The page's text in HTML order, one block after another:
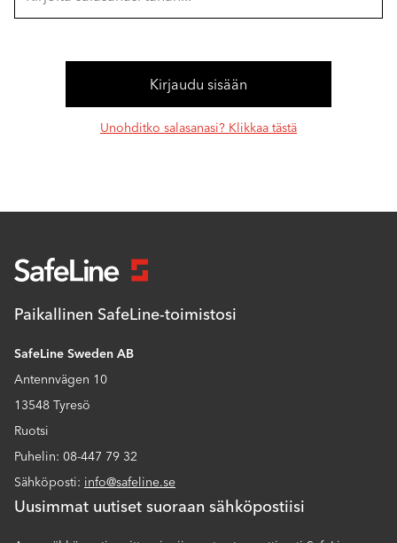
Unohditko salasanasi? Klikkaa tästä
Paikallinen SafeLine-toimistosi
SafeLine Sweden AB
Antennvägen 10
13548 Tyresö
Ruotsi
Puhelin: 08-447 79 32
Sähköposti: info@safeline.se
Uusimmat uutiset suoraan sähköpostiisi